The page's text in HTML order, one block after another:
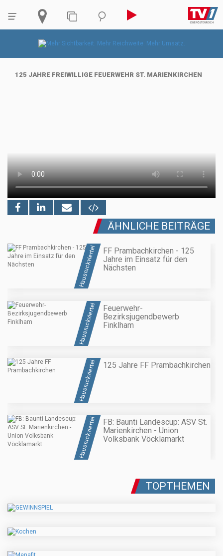
125 JAHRE FREIWILLIGE FEUERWEHR ST. MARIENKIRCHEN
ÄHNLICHE BEITRÄGE
Hausruckviertel
FF Prambachkirchen - 125
Jahre im Einsatz für den
Nächsten
Hausruckviertel
Feuerwehr-
Bezirksjugendbewerb
Finklham
Hausruckviertel 125 Jahre FF Prambachkirchen
Hausruckviertel
FB: Baunti Landescup: ASV St.
Marienkirchen - Union
Volksbank Vöcklamarkt
TOPTHEMEN